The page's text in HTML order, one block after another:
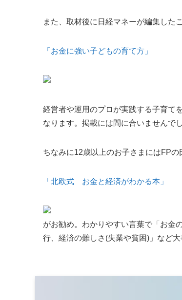
また、取材後に日経マネーが編集した
「お金に強い子どもの育て方」
経営者や運用のプロが実践する子育て
なります。掲載には間に合いませんで
ちなみに12歳以上のお子さまにはFPの
「北欧式 お金と経済がわかる本」
がお勧め。わかりやすい言葉で「お金
行、経済の難しさ(失業や貧困)」など